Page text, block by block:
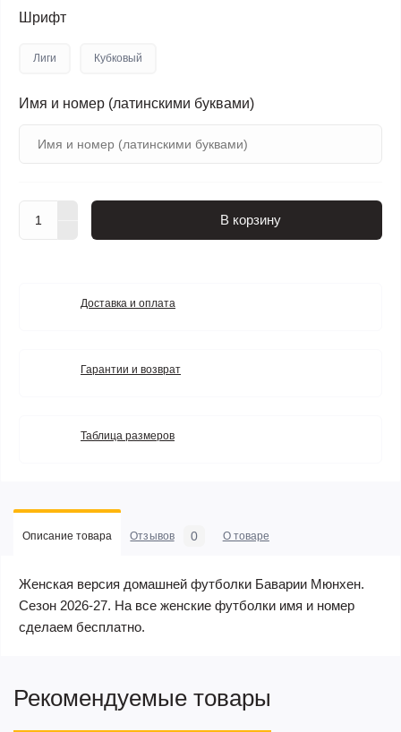
Шрифт
Лиги Кубковый
Имя и номер (латинскими буквами)
В корзину
Доставка и оплата
Гарантии и возврат
Таблица размеров
Описание товара Отзывов 0 О товаре
Женская версия домашней футболки Баварии Мюнхен.
Сезон 2026-27. На все женские футболки имя и номер
сделаем бесплатно.
Рекомендуемые товары